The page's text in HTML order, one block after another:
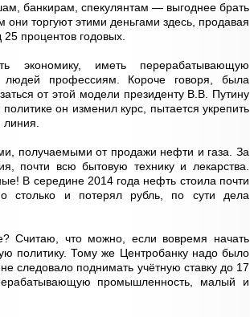
банкирам, спекулянтам — выгоднее брать
торгуют этими деньгами здесь, продавая
процентов годовых.
экономику, иметь перерабатывающую
людей профессиям. Короче говоря, была
от этой модели президенту В.В. Путину
он изменил курс, пытается укрепить
получаемыми от продажи нефти и газа. За
почти всю бытовую технику и лекарства.
В середине 2014 года нефть стоила почти
и потерял рубль, по сути дела
Считаю, что можно, если вовремя начать
политику. Тому же Центробанку надо было
следовало поднимать учётную ставку до 17
промышленность, малый и